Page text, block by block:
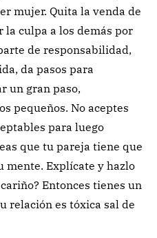
mujer. Quita la venda de
la culpa a los demás por
de responsabilidad,
da pasos para
un gran paso,
pequeños. No aceptes
para luego
que tu pareja tiene que
mente. Explícate y hazlo
Entonces tienes un
relación es tóxica sal de